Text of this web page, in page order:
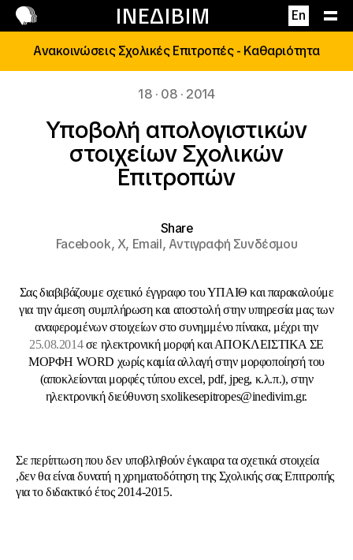
ΙΝΕΔΙΒΙΜ En
Επικοινωνία
Ανακοινώσεις Σχολικές Επιτροπές - Καθαριότητα
18 · 08 · 2014
Υποβολή απολογιστικών
στοιχείων Σχολικών
Επιτροπών
Share
Facebook,X, Email,Αντιγραφή Συνδέσμου
Σας διαβιβάζουμε σχετικό έγγραφο του ΥΠΑΙΘ και παρακαλούμε
για την άμεση συμπλήρωση και αποστολή στην υπηρεσία μας των
αναφερομένων στοιχείων στο συνημμένο πίνακα, μέχρι την
25.08.2014σε ηλεκτρονική μορφή και ΑΠΟΚΛΕΙΣΤΙΚΑ ΣΕ
ΜΟΡΦΗ WORD χωρίς καμία αλλαγή στην μορφοποίησή του
(αποκλείονται μορφές τύπου excel, pdf, jpeg, κ.λ.π.), στην
ηλεκτρονική διεύθυνση sxolikesepitropes@inedivim.gr.
Σε περίπτωση που δεν υποβληθούν έγκαιρα τα σχετικά στοιχεία
,δεν θα είναι δυνατή η χρηματοδότηση της Σχολικής σας Επιτροπής
για το διδακτικό έτος 2014-2015.